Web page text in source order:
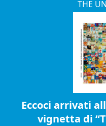
THE
Eccoci arrivati
vignetta di